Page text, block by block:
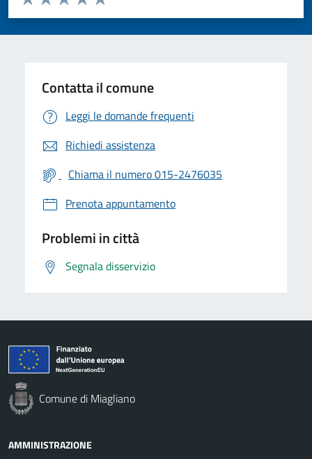
Valuta 5 stelle su 5
Valuta 4 stelle su 5
Valuta 3 stelle su 5
Valuta 2 stelle su 5
Valuta 1 stelle su 5
Contatta il comune
Leggi le domande frequenti
Richiedi assistenza
Chiama il numero 015-2476035
Prenota appuntamento
Problemi in città
Segnala disservizio
Comune di Miagliano
AMMINISTRAZIONE